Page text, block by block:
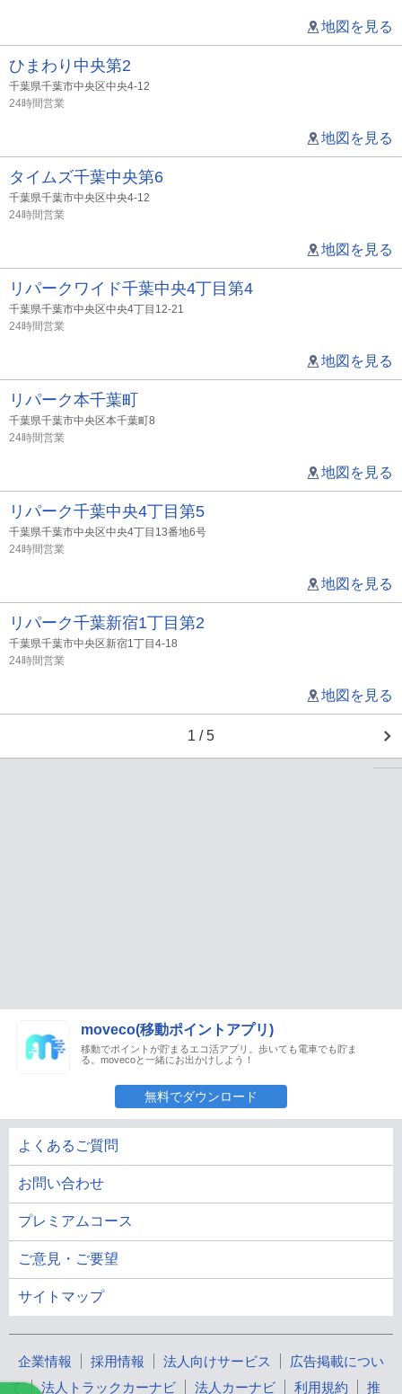
地図を見る
ひまわり中央第2
千葉県千葉市中央区中央4-12
24時間営業
地図を見る
タイムズ千葉中央第6
千葉県千葉市中央区中央4-12
24時間営業
地図を見る
リパークワイド千葉中央4丁目第4
千葉県千葉市中央区中央4丁目12-21
24時間営業
地図を見る
リパーク本千葉町
千葉県千葉市中央区本千葉町8
24時間営業
地図を見る
リパーク千葉中央4丁目第5
千葉県千葉市中央区中央4丁目13番地6号
24時間営業
地図を見る
リパーク千葉新宿1丁目第2
千葉県千葉市中央区新宿1丁目4-18
24時間営業
地図を見る
1 / 5
moveco(移動ポイントアプリ)
移動でポイントが貯まるエコ活アプリ。歩いても電車でも貯ま
る。movecoと一緒にお出かけしよう！
無料でダウンロード
よくあるご質問
お問い合わせ
プレミアムコース
ご意見・ご要望
サイトマップ
企業情報 採用情報 法人向けサービス
広告掲載につい
て
法人トラックカーナビ 法人カーナビ 利用規約 推